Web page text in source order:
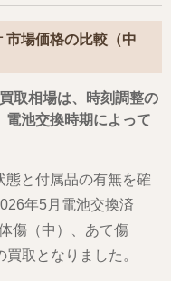
市場価格の比較（中
取相場は、時刻調整の
池交換時期によって
態と付属品の有無を確
年5月電池交換済
傷（中）、あて傷
取となりました。